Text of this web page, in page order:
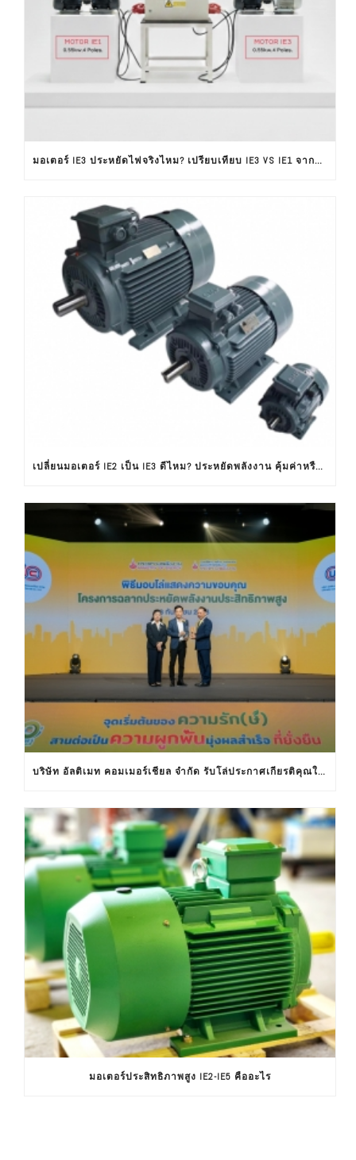
มอเตอร์ IE3 ประหยัดไฟจริงไหม? เปรียบเทียบ IE3 VS IE1 จากผลทดสอบใช้งานจริง
เปลี่ยนมอเตอร์ IE2 เป็น IE3 ดีไหม? ประหยัดพลังงาน คุ้มค่าหรือไม่ ?
บริษัท อัลติเมท คอมเมอร์เชียล จำกัด รับโล่ประกาศเกียรติคุณในงานครบรอบ 30 ปีฉลากประหยัดไฟฟ้าเบอร์ 5
มอเตอร์ประสิทธิภาพสูง IE2-IE5 คืออะไร